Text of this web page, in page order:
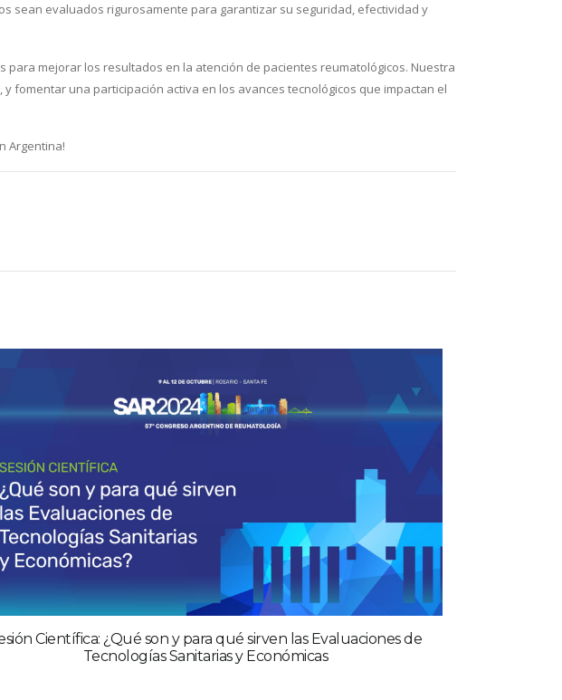
sean evaluados rigurosamente para garantizar su seguridad, efectividad y
mejorar los resultados en la atención de pacientes reumatológicos. Nuestra
fomentar una participación activa en los avances tecnológicos que impactan el
Argentina!
Científica: ¿Qué son y para qué sirven las Evaluaciones de
Tecnologías Sanitarias y Económicas